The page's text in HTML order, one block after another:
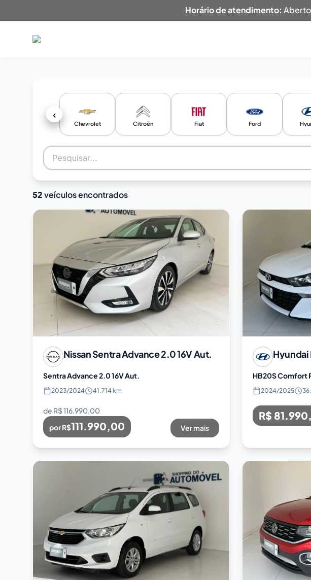
Horário de atendimento: Aberto
‹
Chevrolet Citroën Fiat Ford
52veículos encontrados
NissanSentra Advance 2.0 16V Aut.
Sentra Advance 2.0 16V Aut.
2023/2024 41.714 km
de R$116.990,00
por R$111.990,00 Ver mais
Hyundai
HB20S Comfort
2024/2025
R$